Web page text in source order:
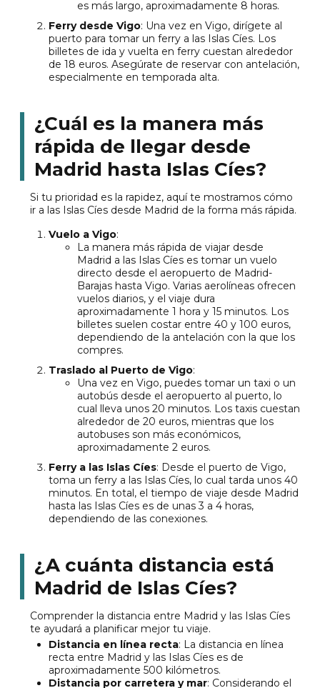
es más largo, aproximadamente 8 horas.
Ferry desde Vigo: Una vez en Vigo, dirígete al
puerto para tomar un ferry a las Islas Cíes. Los
billetes de ida y vuelta en ferry cuestan alrededor
de 18 euros. Asegúrate de reservar con antelación,
especialmente en temporada alta.
¿Cuál es la manera más
rápida de llegar desde
Madrid hasta Islas Cíes?
Si tu prioridad es la rapidez, aquí te mostramos cómo
ir a las Islas Cíes desde Madrid de la forma más rápida.
Vuelo a Vigo:
La manera más rápida de viajar desde
Madrid a las Islas Cíes es tomar un vuelo
directo desde el aeropuerto de Madrid-
Barajas hasta Vigo. Varias aerolíneas ofrecen
vuelos diarios, y el viaje dura
aproximadamente 1 hora y 15 minutos. Los
billetes suelen costar entre 40 y 100 euros,
dependiendo de la antelación con la que los
compres.
Traslado al Puerto de Vigo:
Una vez en Vigo, puedes tomar un taxi o un
autobús desde el aeropuerto al puerto, lo
cual lleva unos 20 minutos. Los taxis cuestan
alrededor de 20 euros, mientras que los
autobuses son más económicos,
aproximadamente 2 euros.
Ferry a las Islas Cíes: Desde el puerto de Vigo,
toma un ferry a las Islas Cíes, lo cual tarda unos 40
minutos. En total, el tiempo de viaje desde Madrid
hasta las Islas Cíes es de unas 3 a 4 horas,
dependiendo de las conexiones.
¿A cuánta distancia está
Madrid de Islas Cíes?
Comprender la distancia entre Madrid y las Islas Cíes
te ayudará a planificar mejor tu viaje.
Distancia en línea recta: La distancia en línea
recta entre Madrid y las Islas Cíes es de
aproximadamente 500 kilómetros.
Distancia por carretera y mar: Considerando el